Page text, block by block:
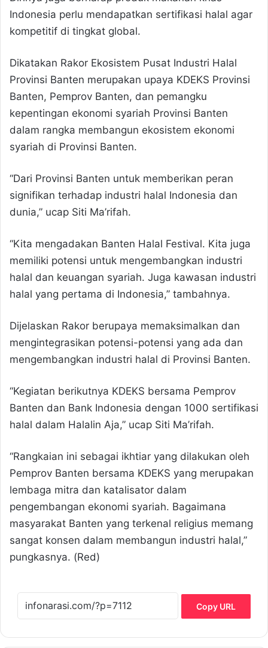
Indonesia perlu mendapatkan sertifikasi halal agar
kompetitif di tingkat global.
Dikatakan Rakor Ekosistem Pusat Industri Halal
Provinsi Banten merupakan upaya KDEKS Provinsi
Banten, Pemprov Banten, dan pemangku
kepentingan ekonomi syariah Provinsi Banten
dalam rangka membangun ekosistem ekonomi
syariah di Provinsi Banten.
“Dari Provinsi Banten untuk memberikan peran
signifikan terhadap industri halal Indonesia dan
dunia,” ucap Siti Ma’rifah.
“Kita mengadakan Banten Halal Festival. Kita juga
memiliki potensi untuk mengembangkan industri
halal dan keuangan syariah. Juga kawasan industri
halal yang pertama di Indonesia,” tambahnya.
Dijelaskan Rakor berupaya memaksimalkan dan
mengintegrasikan potensi-potensi yang ada dan
mengembangkan industri halal di Provinsi Banten.
“Kegiatan berikutnya KDEKS bersama Pemprov
Banten dan Bank Indonesia dengan 1000 sertifikasi
halal dalam Halalin Aja,” ucap Siti Ma’rifah.
“Rangkaian ini sebagai ikhtiar yang dilakukan oleh
Pemprov Banten bersama KDEKS yang merupakan
lembaga mitra dan katalisator dalam
pengembangan ekonomi syariah. Bagaimana
masyarakat Banten yang terkenal religius memang
sangat konsen dalam membangun industri halal,”
pungkasnya. (Red)
Copy URL